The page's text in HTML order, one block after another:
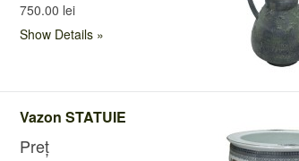
750.00 lei
Show Details
Vazon STATUIE
Preț